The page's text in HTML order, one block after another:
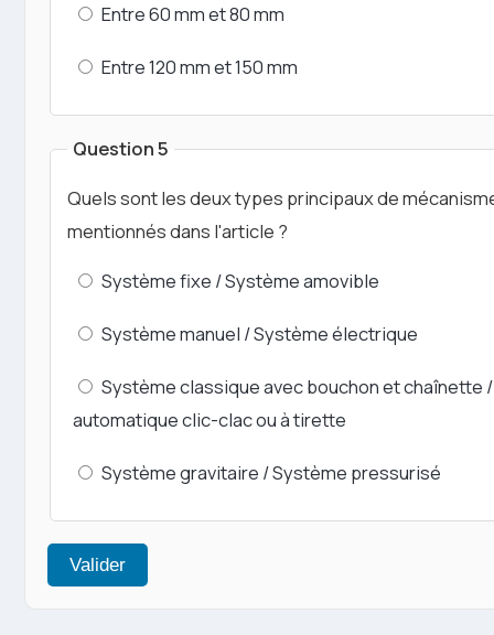
Entre 60 mm et 80 mm
Entre 120 mm et 150 mm
Question 5
Quels sont les deux types principaux de
mentionnés dans l'article ?
Système fixe / Système amovible
Système manuel / Système électrique
Système classique avec bouchon et chaînette
automatique clic-clac ou à tirette
Système gravitaire / Système pressurisé
Valider